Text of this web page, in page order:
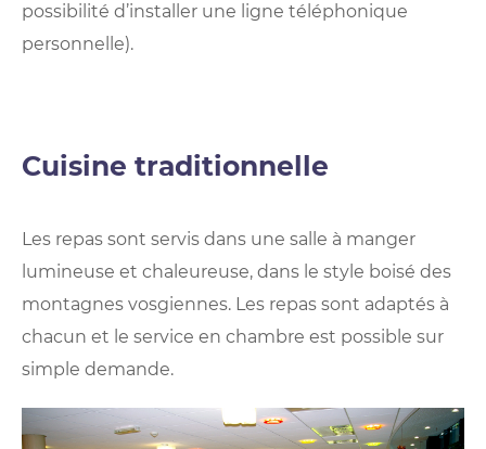
possibilité d’installer une ligne téléphonique
personnelle).
Cuisine traditionnelle
Les repas sont servis dans une salle à manger
lumineuse et chaleureuse, dans le style boisé des
montagnes vosgiennes. Les repas sont adaptés à
chacun et le service en chambre est possible sur
simple demande.